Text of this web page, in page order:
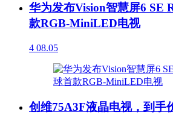
华为发布Vision智慧屏6 SE
款RGB-MiniLED电视
4 08.05
创维75A3F液晶电视，到手